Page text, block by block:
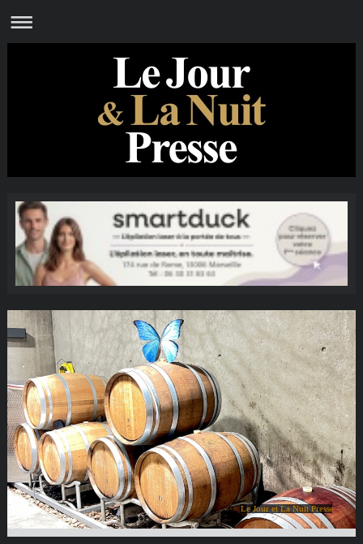
Le Jour et La Nuit Presse